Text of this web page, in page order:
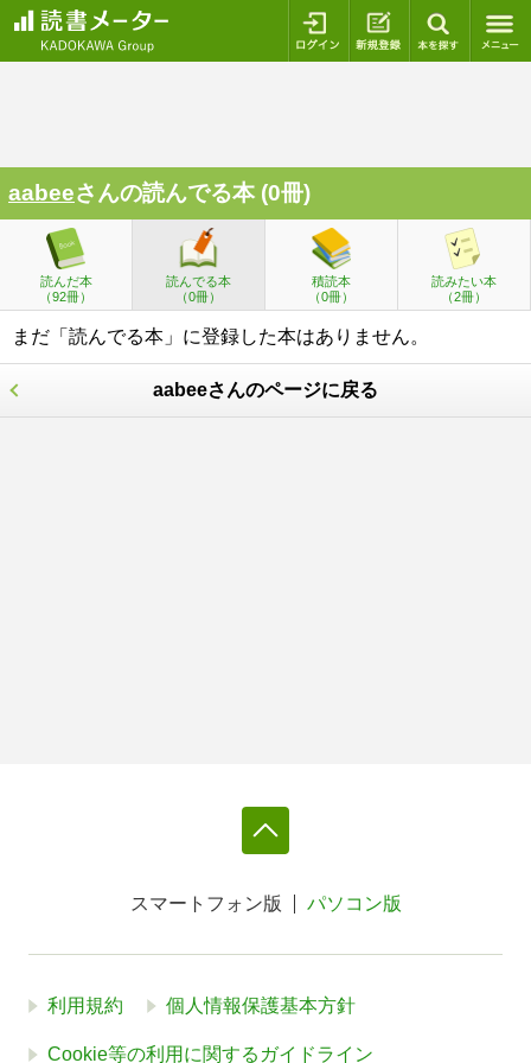
ログイン 新規登録
aabeeさんの読んでる本 (0冊)
読んだ本
（92冊）
読んでる本
（0冊）
積読本
（0冊）
読みたい本
（2冊）
まだ「読んでる本」に登録した本はありません。
aabeeさんのページに戻る
スマートフォン版 パソコン版
利用規約 個人情報保護基本方針
Cookie等の利用に関するガイドライン